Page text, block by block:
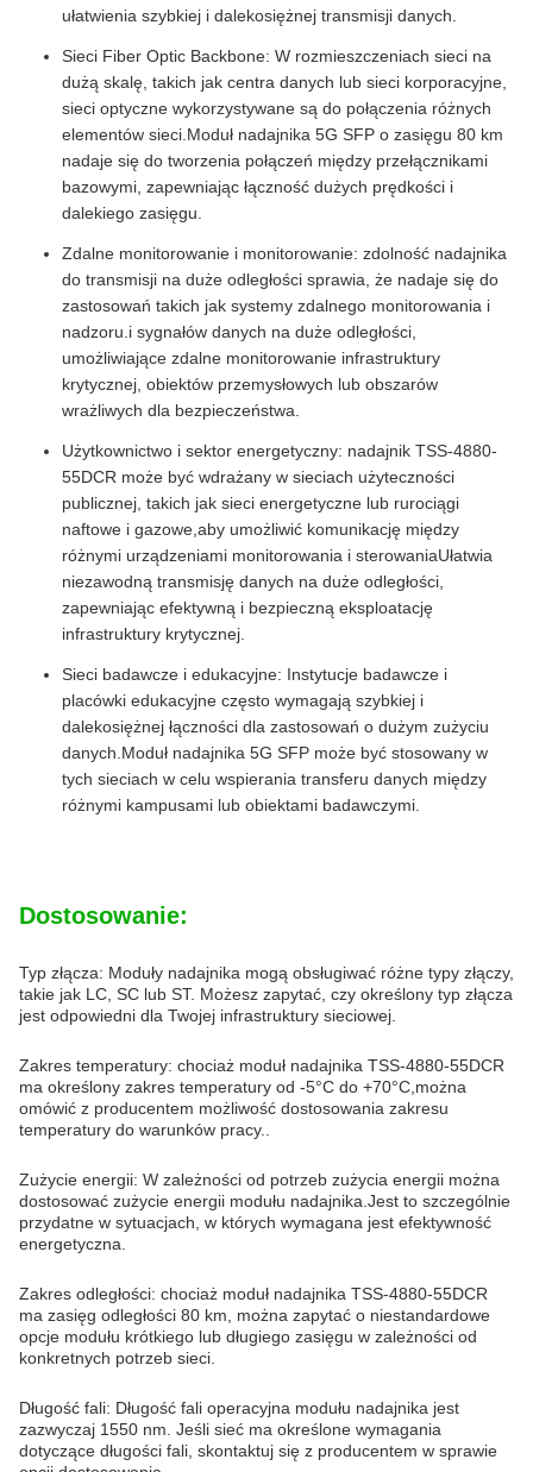
ułatwienia szybkiej i dalekosiężnej transmisji danych.
Sieci Fiber Optic Backbone: W rozmieszczeniach sieci na
dużą skalę, takich jak centra danych lub sieci korporacyjne,
sieci optyczne wykorzystywane są do połączenia różnych
elementów sieci.Moduł nadajnika 5G SFP o zasięgu 80 km
nadaje się do tworzenia połączeń między przełącznikami
bazowymi, zapewniając łączność dużych prędkości i
dalekiego zasięgu.
Zdalne monitorowanie i monitorowanie: zdolność nadajnika
do transmisji na duże odległości sprawia, że nadaje się do
zastosowań takich jak systemy zdalnego monitorowania i
nadzoru.i sygnałów danych na duże odległości,
umożliwiające zdalne monitorowanie infrastruktury
krytycznej, obiektów przemysłowych lub obszarów
wrażliwych dla bezpieczeństwa.
Użytkownictwo i sektor energetyczny: nadajnik TSS-4880-
55DCR może być wdrażany w sieciach użyteczności
publicznej, takich jak sieci energetyczne lub rurociągi
naftowe i gazowe,aby umożliwić komunikację między
różnymi urządzeniami monitorowania i sterowaniaUłatwia
niezawodną transmisję danych na duże odległości,
zapewniając efektywną i bezpieczną eksploatację
infrastruktury krytycznej.
Sieci badawcze i edukacyjne: Instytucje badawcze i
placówki edukacyjne często wymagają szybkiej i
dalekosiężnej łączności dla zastosowań o dużym zużyciu
danych.Moduł nadajnika 5G SFP może być stosowany w
tych sieciach w celu wspierania transferu danych między
różnymi kampusami lub obiektami badawczymi.
Dostosowanie:
Typ złącza: Moduły nadajnika mogą obsługiwać różne typy złączy,
takie jak LC, SC lub ST. Możesz zapytać, czy określony typ złącza
jest odpowiedni dla Twojej infrastruktury sieciowej.
Zakres temperatury: chociaż moduł nadajnika TSS-4880-55DCR
ma określony zakres temperatury od -5°C do +70°C,można
omówić z producentem możliwość dostosowania zakresu
temperatury do warunków pracy..
Zużycie energii: W zależności od potrzeb zużycia energii można
dostosować zużycie energii modułu nadajnika.Jest to szczególnie
przydatne w sytuacjach, w których wymagana jest efektywność
energetyczna.
Zakres odległości: chociaż moduł nadajnika TSS-4880-55DCR
ma zasięg odległości 80 km, można zapytać o niestandardowe
opcje modułu krótkiego lub długiego zasięgu w zależności od
konkretnych potrzeb sieci.
Długość fali: Długość fali operacyjna modułu nadajnika jest
zazwyczaj 1550 nm. Jeśli sieć ma określone wymagania
dotyczące długości fali, skontaktuj się z producentem w sprawie